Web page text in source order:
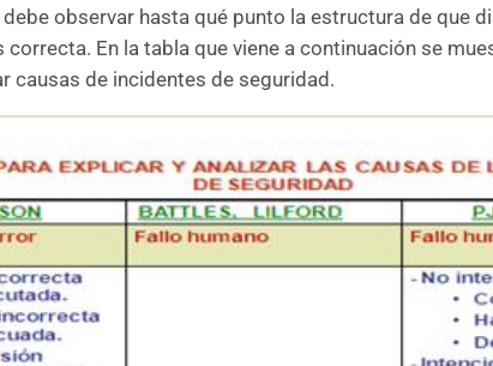
debe observar hasta qué punto la estructura de que
correcta. En la tabla que viene a continuación se
causas de incidentes de seguridad.